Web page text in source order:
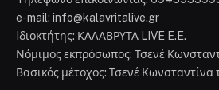
e-mail: info@kalavritalive.gr
Iδιοκτήτης: ΚΑΛΑΒΡΥΤΑ LIVE E.E.
Νόμιμος εκπρόσωπος: Τσενέ
Βασικός μέτοχος: Τσενέ Κωνσταντίνα